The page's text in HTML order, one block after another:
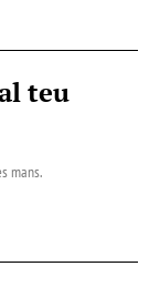
teu
mans.